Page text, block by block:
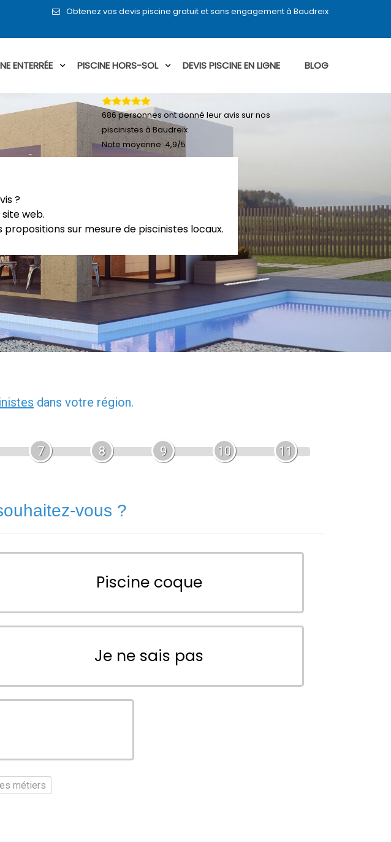
Obtenez vos devis piscine gratuit et sans engagement à Baudreix
ENTERRÉE PISCINE HORS-SOL DEVIS PISCINE EN LIGNE BLOG
?
web.
sur mesure de piscinistes locaux.
686personnes ont donné leuravis sur nos
piscinistes à Baudreix
Note moyenne:4,9/5
dans votre région.
7 8 9 10 11
vous ?
Piscine coque
Je ne sais pas
métiers